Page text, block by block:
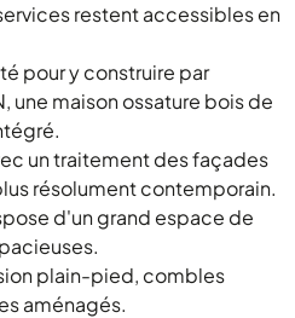
restent accessibles en
pour y construire par
une maison ossature bois de
un traitement des façades
résolument contemporain.
d'un grand espace de
plain-pied, combles
aménagés.